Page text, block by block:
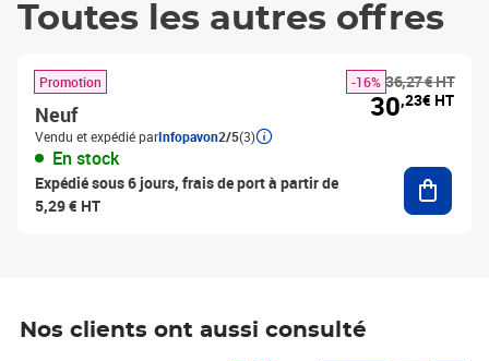
Toutes les autres offres
Promotion
Neuf
Vendu et expédié parInfopavon2/5(3)
En stock
Expédié sous 6 jours, frais de port à partir de
5,29 € HT
36,27 € HT
-16%
30,23€ HT
Nos clients ont aussi consulté